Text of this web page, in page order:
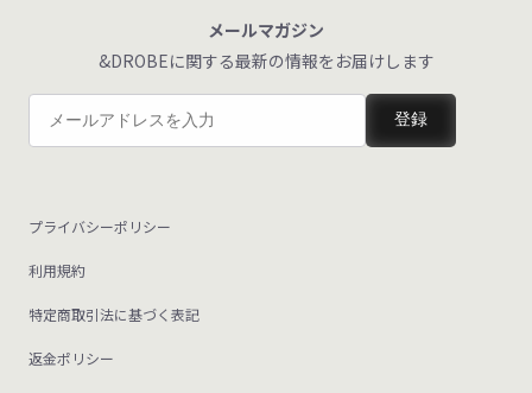
メールマガジン
&DROBEに関する最新の情報をお届けします
登録
プライバシーポリシー
利用規約
特定商取引法に基づく表記
返金ポリシー